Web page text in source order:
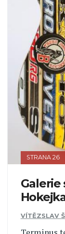
STRANA 26
Galerie
VÍTĚZSLAV